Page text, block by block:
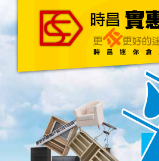
主頁 關於我們